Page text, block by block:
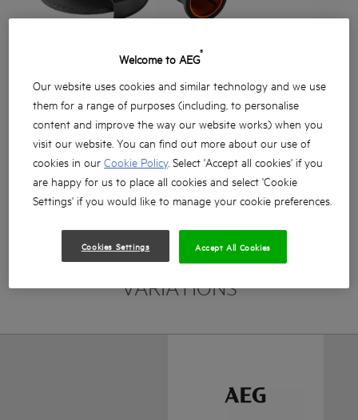
COMPARE PRODUCT
VARIATIONS
Welcome to AEG®
Our website uses cookies and similar technology and we use
them for a range of purposes (including, to personalise
content and improve the way our website works) when you
visit our website. You can find out more about our use of
cookies in ourCookie Policy. Select 'Accept all cookies' if you
are happy for us to place all cookies and select 'Cookie
Settings' if you would like to manage your cookie preferences.
Cookies Settings Accept All Cookies